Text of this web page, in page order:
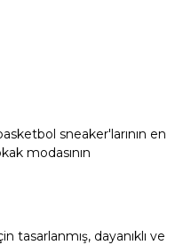
sneaker'larının en
modasının
tasarlanmış, dayanıklı ve